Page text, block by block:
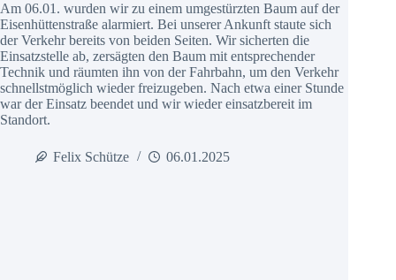
Am 06.01. wurden wir zu einem umgestürzten Baum auf der
Eisenhüttenstraße alarmiert. Bei unserer Ankunft staute sich
der Verkehr bereits von beiden Seiten. Wir sicherten die
Einsatzstelle ab, zersägten den Baum mit entsprechender
Technik und räumten ihn von der Fahrbahn, um den Verkehr
schnellstmöglich wieder freizugeben. Nach etwa einer Stunde
war der Einsatz beendet und wir wieder einsatzbereit im
Standort.
Felix Schütze 06.01.2025